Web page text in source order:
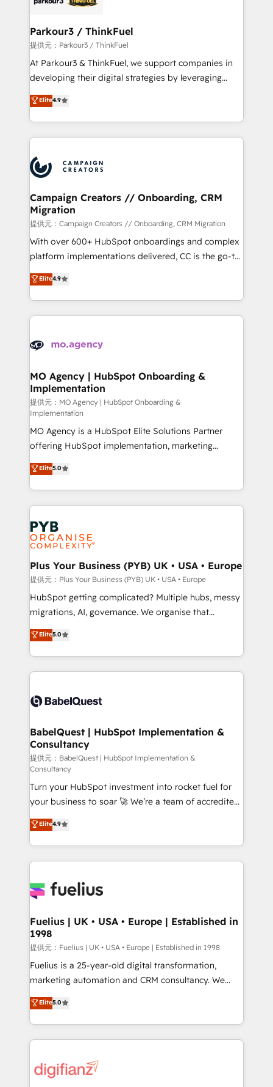
companies scale faster and smarter. 🔹 BOOMS:
Demand generation for all your buyers With BOOMS,
you invest in 100% of your buyers, accelerating your
growth and positioning yourself as an undisputed
transformation process A methodology designed to
implement HubSpot effectively and optimize your
record of business transformation, our growth-first
approach has helped brands dominate their
Parkour3 / ThinkFuel
提供元：Parkour3 / ThinkFuel
At Parkour3 & ThinkFuel, we support companies in
developing their digital strategies by leveraging
technologies and automating their marketing and
sales processes to generate growth. Our offer spans
from Strategy to Operations. We specialize in CRM
onboarding and implementation, web design, sales
extensive experience working with tech companies
and manufacturers since 2002, we are committed to
empowering our clients and developing their
autonomy. Get to grips with HubSpot through
guided implementation and seamless integration of
the CRM platform into your digital ecosystem. Would
you like support in deploying your inbound
to your needs and sales objectives. With 125+
certifications, we are part of the most certified
services are offered in both English & French.
Elite4.9
Campaign Creators // Onboarding, CRM
Migration
提供元：Campaign Creators // Onboarding, CRM Migration
With over 600+ HubSpot onboardings and complex
platform implementations delivered, CC is the go-to
Elite Solutions Partner for businesses ready to
migrate, replatform, and scale smarter. We specialize
in high-impact CRM and CMS migrations and
onboarding from platforms like Salesforce, NetSuite,
WordPress and legacy CRMs, turning fragmented
architectures that accelerate revenue operations and
performance. - Multi-object CRM migration, cleanup,
and implementation. - Pre-built and custom
integrations across your full tech stack. - Custom
object setup, CMS builds, and full-funnel automation.
- Dashboards, lifecycle campaigns, and lead
nurturing sequences. - Cross-hub setup across
Marketing, Sales, Operations, and Service Hubs. -
Ongoing optimization, managed support, and
scalable retainers. Let’s make HubSpot your most
powerful growth engine. Built to convert, scale, and
drive results.
Elite4.9
MO Agency | HubSpot Onboarding &
Implementation
提供元：MO Agency | HubSpot Onboarding &
Implementation
MO Agency is a HubSpot Elite Solutions Partner
offering HubSpot implementation, marketing
automation, CRM and RevOps consulting, B2B SEO,
paid media, content marketing, AEO and GEO (AI
search optimisation), and HubSpot Content Hub and
WordPress development. We work with enterprise
and growth-led companies across technology,
professional services, financial services and
industrial sectors. Offices in Johannesburg, Cape
Town, Dubai & London. 500+ HubSpot CRM
implementations delivered. AI visibility coverage
across ChatGPT, Claude, Perplexity, Gemini and
Google AI Overviews. HubSpot Impact Award -
Innovation HubSpot Impact Award - Platform
Migration Excellence HubSpot Impact Award -
accreditations with HubSpot.
Elite5.0
Plus Your Business (PYB) UK • USA • Europe
提供元：Plus Your Business (PYB) UK • USA • Europe
HubSpot getting complicated? Multiple hubs, messy
migrations, AI, governance. We organise that
complexity, so your team can put HubSpot to work...
Welcome to our Profile! We help with: • CRM
implementation, reports, workflows, and team
training • CRM migration from Salesforce, Pipedrive,
custom API integrations with ERP (and other
operations A little about us: • Boutique 'Elite' team of
12 • 150+ clients across Sales Hub, Marketing Hub,
Service Hub, Data Hub and CMS • ISO/IEC
27001:2022, ISO 9001:2015, and ISO 42001:2023
certified - the AI management standard • GuardHub:
our AI governance framework, built on ISO 42001
Ready for the next step? Click the 👈 '𝗖𝗼𝗻𝘁𝗮𝗰𝘁
𝗯𝘂𝘀𝗶𝗻𝗲𝘀𝘀' button to get in touch (𝘸𝘦'𝘳𝘦 𝘴𝘶𝘱𝘦𝘳
𝘳𝘦𝘴𝘱𝘰𝘯𝘴𝘪𝘷𝘦)
Elite5.0
BabelQuest | HubSpot Implementation &
Consultancy
提供元：BabelQuest | HubSpot Implementation &
Consultancy
Turn your HubSpot investment into rocket fuel for
your business to soar 🚀 We’re a team of accredited
HubSpot experts ready to help you. We can
implement the platform into complex business
environments, optimise what you've got and make
sure you can actually use it, build your website in
for you and execute it on HubSpot. We are on the
framework, meaning we've been accredited by
HubSpot and vetted by the CCS, which means we
can support public sector companies as well the
other ones listed in our profile. Our services: -
HubSpot implementation - HubSpot CMS website
is there for you to: - Grow revenue, and run your
business more efficiently - Build stronger
more people - Get the most out of your HubSpot
investment
Elite4.9
Fuelius | UK • USA • Europe | Established in
1998
提供元：Fuelius | UK • USA • Europe | Established in 1998
Fuelius is a 25-year-old digital transformation,
marketing automation and CRM consultancy. We
enable mid-market and enterprise clients to
maximise their return from digital and fuel their
growth. We modernise platforms, streamline
operations that are causing inefficiencies, improve
supercharge revenue operations Key services: • CRM
Elite5.0